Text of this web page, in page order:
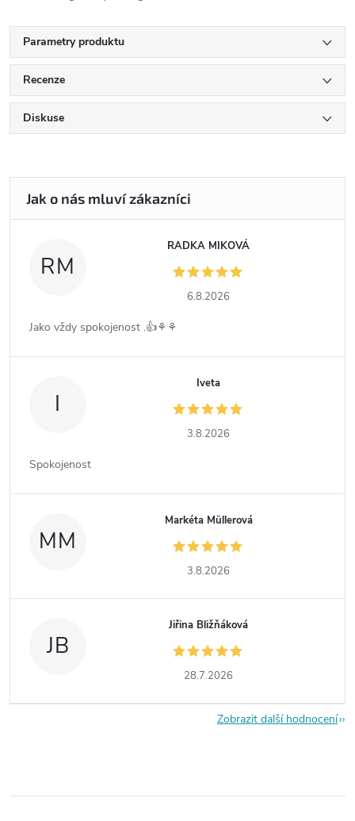
Parametry produktu
Recenze
Diskuse
RM
RADKA MIKOVÁ
6.8.2026
Jako vždy spokojenost .👍⚘️⚘️
I
Iveta
3.8.2026
Spokojenost
MM
Markéta Müllerová
3.8.2026
JB
Jiřina Bližňáková
28.7.2026
Zobrazit další hodnocení